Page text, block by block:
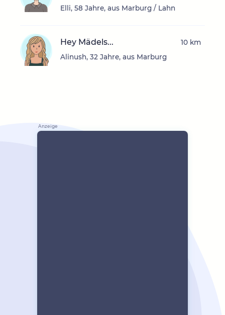
Elli, 58 Jahre, aus Marburg / Lahn
Hey Mädels...
Alinush, 32 Jahre, aus Marburg
10 km